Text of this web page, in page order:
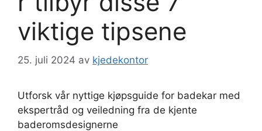
viktige tipsene
25. juli 2024 av kjedekontor
Utforsk vår nyttige kjøpsguide for badekar med
ekspertråd og veiledning fra de kjente
baderomsdesignerne